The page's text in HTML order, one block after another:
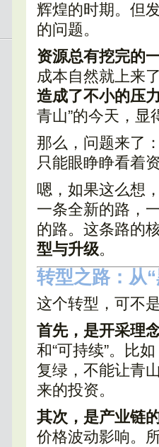
辉煌的时期。但
的问题。
资源总有挖完的
成本自然就上来
造成了不小的压
青山”的今天，显
那么，问题来了
只能眼睁睁看着
嗯，如果这么想
一条全新的路，
的路。这条路的
型与升级。
转型之路：从
这个转型，可不
首先，是开采理
和“可持续”。比
复绿，不能让青
来的投资。
其次，是产业链
价格波动影响。